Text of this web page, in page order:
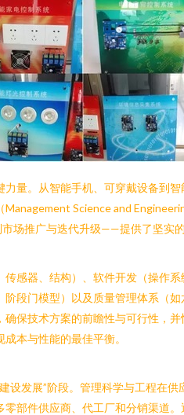
量。从智能手机、可穿戴设备到
Science and
推广与迭代升级——提供了坚实
感器、结构）、软件开发（操作
段门模型）以及质量管理体系（
保技术方案的前瞻性与可行性，
本与性能的最佳平衡。
发展”阶段。管理科学与工程在
部件供应商、代工厂和分销渠道